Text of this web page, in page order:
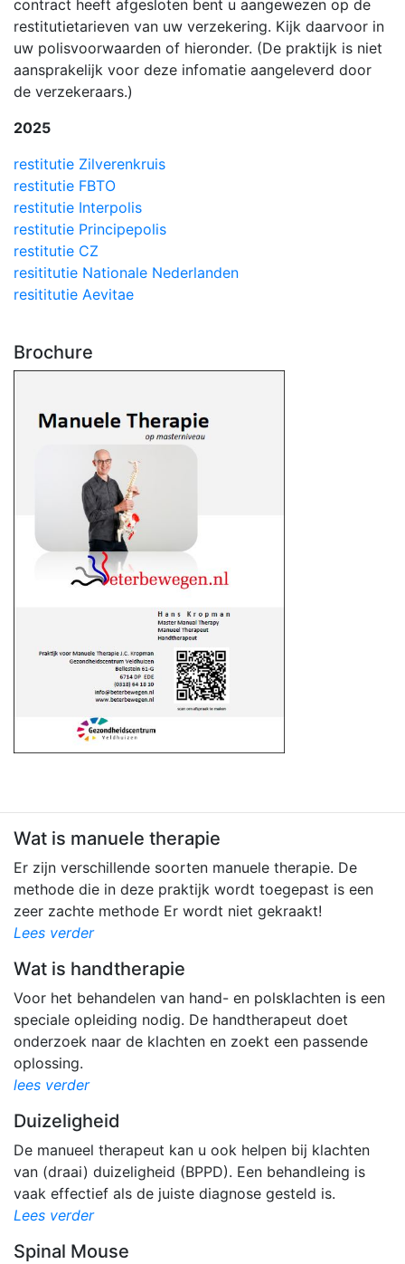
contract heeft afgesloten bent u aangewezen op de
restitutietarieven van uw verzekering. Kijk daarvoor in
uw polisvoorwaarden of hieronder. (De praktijk is niet
aansprakelijk voor deze infomatie aangeleverd door
de verzekeraars.)
2025
restitutie Zilverenkruis
restitutie FBTO
restitutie Interpolis
restitutie Principepolis
restitutie CZ
resititutie Nationale Nederlanden
resititutie Aevitae
Brochure
Wat is manuele therapie
Er zijn verschillende soorten manuele therapie. De
methode die in deze praktijk wordt toegepast is een
zeer zachte methode Er wordt niet gekraakt!
Lees verder
Wat is handtherapie
Voor het behandelen van hand- en polsklachten is een
speciale opleiding nodig. De handtherapeut doet
onderzoek naar de klachten en zoekt een passende
oplossing.
lees verder
Duizeligheid
De manueel therapeut kan u ook helpen bij klachten
van (draai) duizeligheid (BPPD). Een behandleing is
vaak effectief als de juiste diagnose gesteld is.
Lees verder
Spinal Mouse